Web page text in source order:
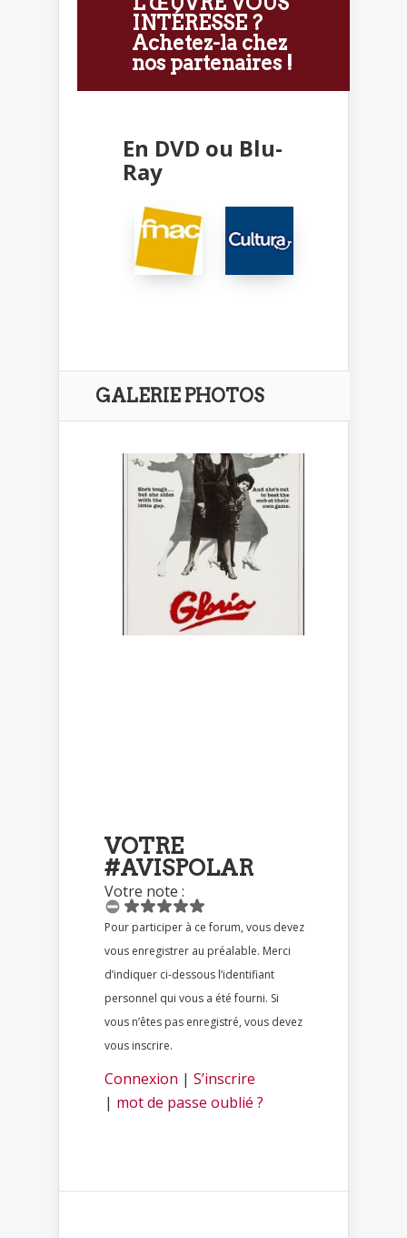
INTÉRESSE ?
Achetez-la chez
nos partenaires !
En DVD ou Blu-
Ray
GALERIE PHOTOS
VOTRE
#AVISPOLAR
Votre note :
Pour participer à ce forum, vous devez
vous enregistrer au préalable. Merci
d’indiquer ci-dessous l’identifiant
personnel qui vous a été fourni. Si
vous n’êtes pas enregistré, vous devez
vous inscrire.
Connexion | S’inscrire
| mot de passe oublié ?